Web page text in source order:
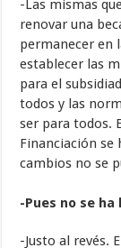
-Las mismas
renovar una
permanecer en
establecer las
para el
todos y las
ser para todos.
Financiación se
cambios no se
-Pues no se
-Justo al revés.